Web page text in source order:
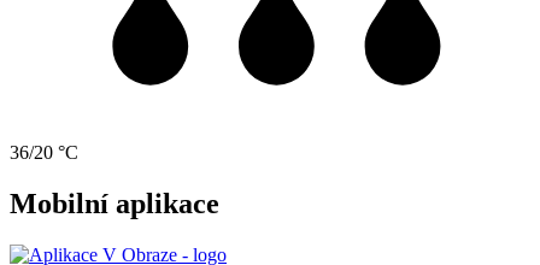
36/20 °C
Mobilní aplikace